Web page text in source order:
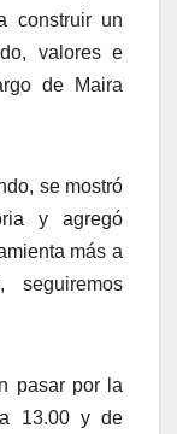
construir un
valores e
de Maira
se mostró
y agregó
más a
seguiremos
pasar por la
13.00 y de